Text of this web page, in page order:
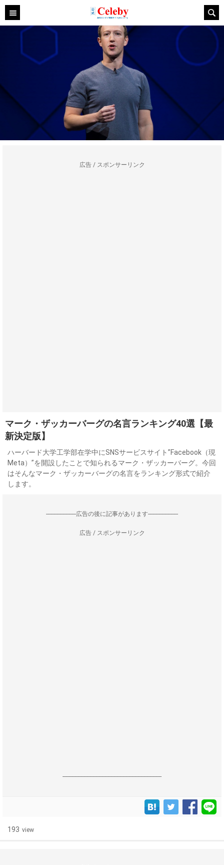
広告 / スポンサーリンク
マーク・ザッカーバーグの名言ランキング40選【最
新決定版】
ハーバード大学工学部在学中にSNSサービスサイト”Facebook（現
Meta）”を開設したことで知られるマーク・ザッカーバーグ。今回
はそんなマーク・ザッカーバーグの名言をランキング形式で紹介
します。
--------------------広告の後に記事があります--------------------
広告 / スポンサーリンク
------------------------------------------------------------------
193 view